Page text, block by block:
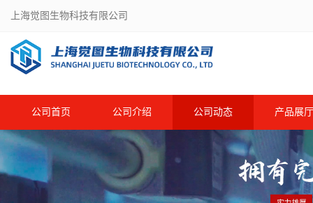
上海觉图生物科技有限公司
公司首页 公司介绍 公司动态 产品展厅